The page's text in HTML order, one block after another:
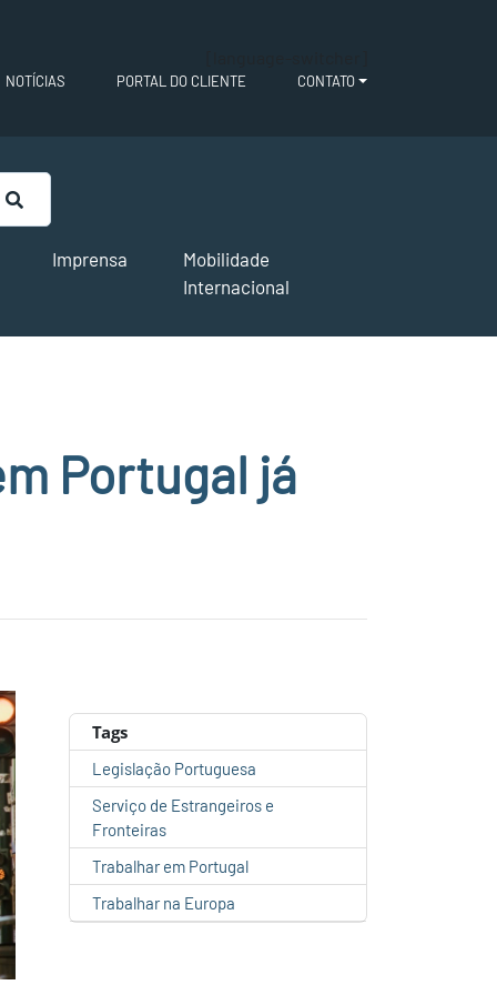
NOTÍCIAS PORTAL DO CLIENTE CONTATO
Imprensa
Mobilidade
Internacional
Portugal já
Tags
Legislação Portuguesa
Serviço de Estrangeiros e
Fronteiras
Trabalhar em Portugal
Trabalhar na Europa